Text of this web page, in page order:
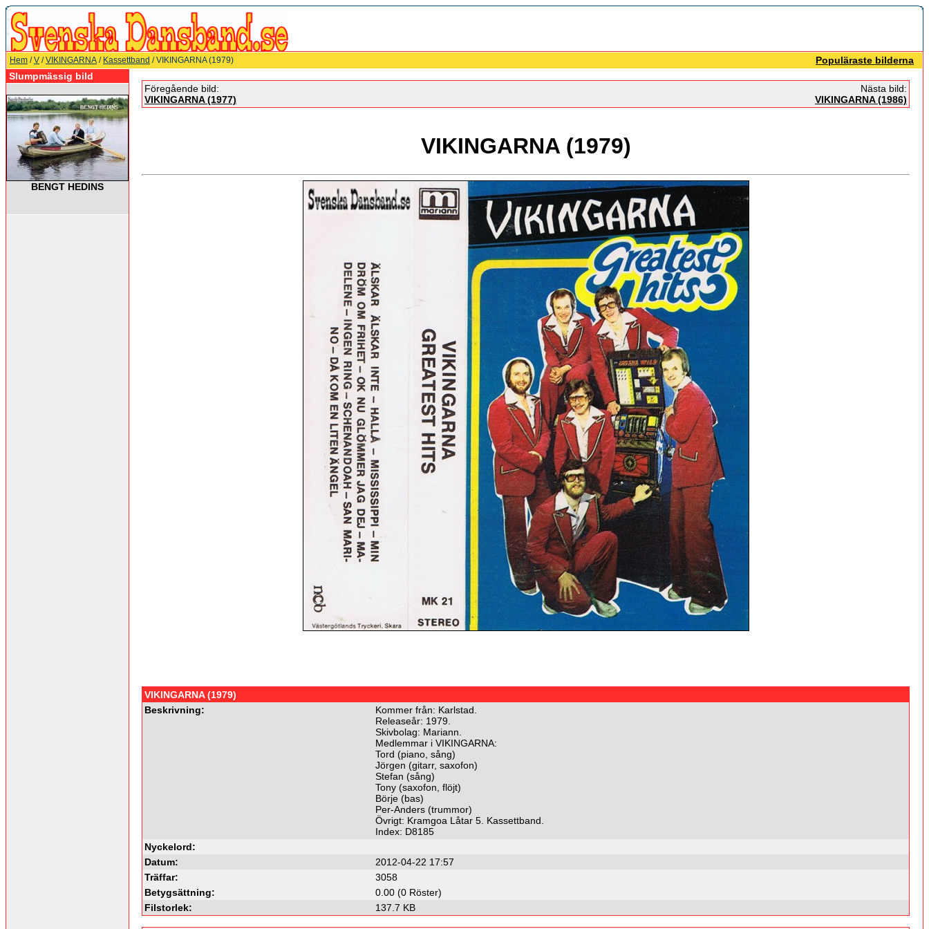
Hem /V /VIKINGARNA / Kassettband / VIKINGARNA (1979)
Populäraste bilderna
Slumpmässig bild
BENGT HEDINS
Föregående bild:
VIKINGARNA (1977)
Nästa bild:
VIKINGARNA (1986)
VIKINGARNA (1979)
VIKINGARNA (1979)
Beskrivning:
Kommer från: Karlstad.
Releaseår: 1979.
Skivbolag: Mariann.
Medlemmar i VIKINGARNA:
Tord (piano, sång)
Jörgen (gitarr, saxofon)
Stefan (sång)
Tony (saxofon, flöjt)
Börje (bas)
Per-Anders (trummor)
Övrigt: Kramgoa Låtar 5. Kassettband.
Index: D8185
Nyckelord:
Datum:
2012-04-22 17:57
Träffar:
3058
Betygsättning:
0.00 (0 Röster)
Filstorlek:
137.7 KB